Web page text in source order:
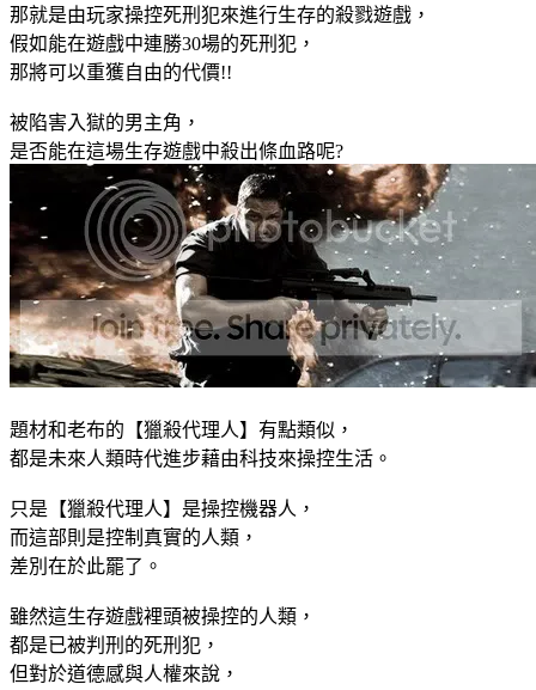
那就是由玩家操控死刑犯來進行生存的殺戮遊戲，
假如能在遊戲中連勝30場的死刑犯，
那將可以重獲自由的代價!!
被陷害入獄的男主角，
是否能在這場生存遊戲中殺出條血路呢?
題材和老布的【獵殺代理人】有點類似，
都是未來人類時代進步藉由科技來操控生活。
只是【獵殺代理人】是操控機器人，
而這部則是控制真實的人類，
差別在於此罷了。
雖然這生存遊戲裡頭被操控的人類，
都是已被判刑的死刑犯，
但對於道德感與人權來說，